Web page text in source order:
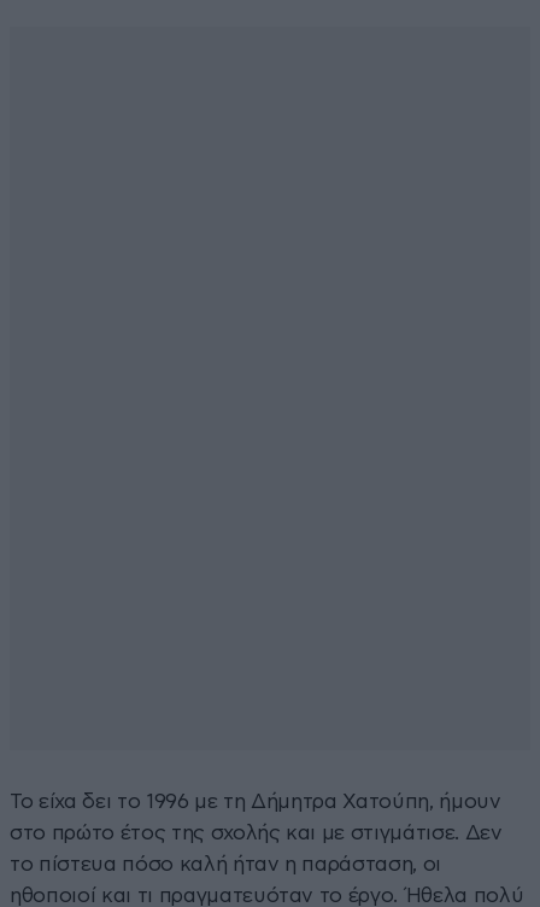
Το είχα δει το 1996 με τη Δήμητρα Χατούπη, ήμουν
στο πρώτο έτος της σχολής και με στιγμάτισε. Δεν
το πίστευα πόσο καλή ήταν η παράσταση, οι
ηθοποιοί και τι πραγματευόταν το έργο. Ήθελα πολύ